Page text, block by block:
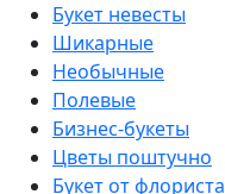
Букет невесты
Шикарные
Необычные
Полевые
Бизнес-букеты
Цветы поштучно
Букет от флориста